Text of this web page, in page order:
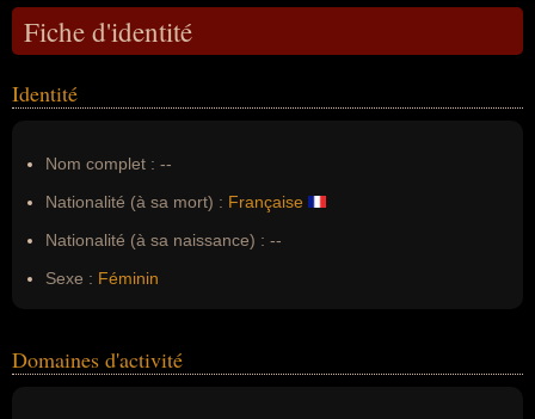
Fiche d'identité
Identité
Nom complet : --
Nationalité (à sa mort) : Française
Nationalité (à sa naissance) : --
Sexe : Féminin
Domaines d'activité